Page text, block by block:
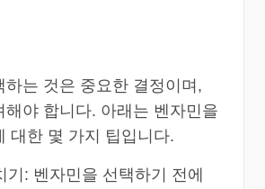
하는 것은 중요한 결정이며,
해야 합니다. 아래는 벤자민을
대한 몇 가지 팁입니다.
기: 벤자민을 선택하기 전에